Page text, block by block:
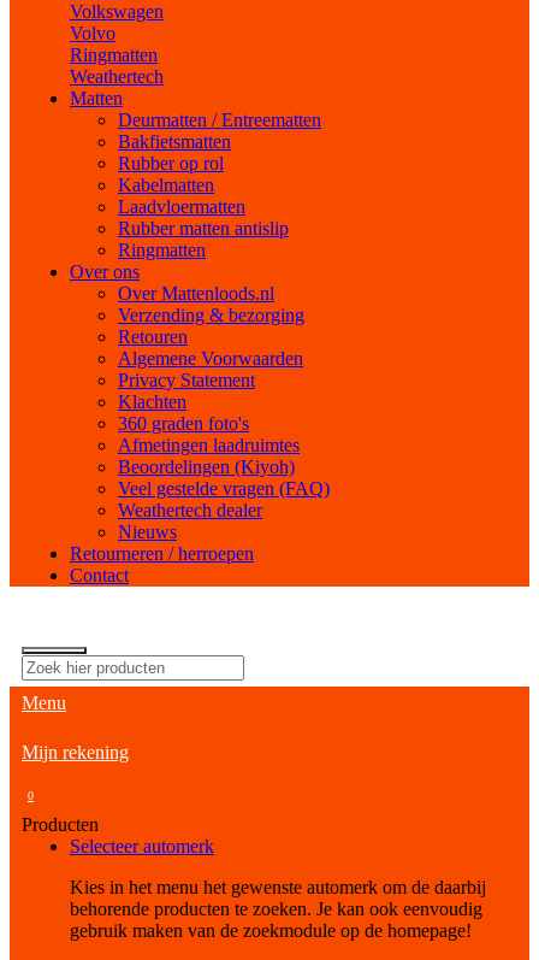
Volkswagen
Volvo
Ringmatten
Weathertech
Matten
Deurmatten / Entreematten
Bakfietsmatten
Rubber op rol
Kabelmatten
Laadvloermatten
Rubber matten antislip
Ringmatten
Over ons
Over Mattenloods.nl
Verzending & bezorging
Retouren
Algemene Voorwaarden
Privacy Statement
Klachten
360 graden foto's
Afmetingen laadruimtes
Beoordelingen (Kiyoh)
Veel gestelde vragen (FAQ)
Weathertech dealer
Nieuws
Retourneren / herroepen
Contact
Menu
Mijn rekening
0
Producten
Selecteer automerk
Kies in het menu het gewenste automerk om de daarbij
behorende producten te zoeken. Je kan ook eenvoudig
gebruik maken van de zoekmodule op de homepage!